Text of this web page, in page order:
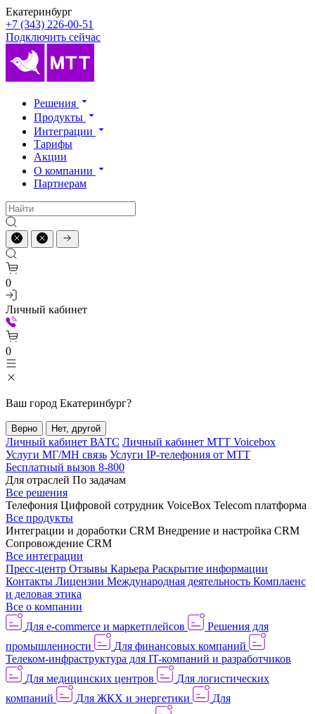
Екатеринбург
+7 (343) 226-00-51
Подключить сейчас
Решения
Продукты
Интеграции
Тарифы
Акции
О компании
Партнерам
0
Личный кабинет
0
Ваш город Екатеринбург?
Верно Нет, другой
Личный кабинет ВАТС Личный кабинет МТТ Voicebox
Услуги МГ/МН связь Услуги IP-телефония от МТТ
Бесплатный вызов 8-800
Для отраслей По задачам
Все решения
Телефония Цифровой сотрудник VoiceBox Telecom платформа
Все продукты
Интеграции и доработки CRM Внедрение и настройка CRM
Сопровождение CRM
Все интеграции
Пресс-центр Отзывы Карьера Раскрытие информации
Контакты Лицензии Международная деятельность Комплаенс
и деловая этика
Все о компании
Для e-commerce и маркетплейсов
Решения для
промышленности
Для финансовых компаний
Телеком-инфраструктура для IT-компаний и разработчиков
Для медицинских центров
Для логистических
компаний
Для ЖКХ и энергетики
Для